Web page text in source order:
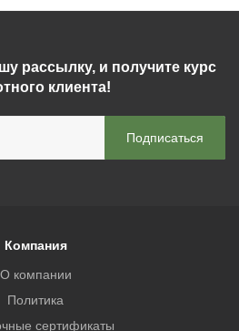
рассылку, и получите курс
клиента!
Компания
О компании
Политика
сертификаты